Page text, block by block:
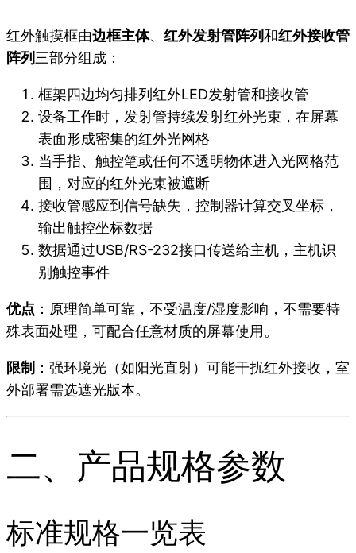
红外触摸框由边框主体、 红外发射管阵列和红外接收管
阵列 三部分组成：
框架四边均匀排列红外LED发射管和接收管
设备工作时，发射管持续发射红外光束，在屏幕
表面形成密集的红外光网格
当手指、触控笔或任何不透明物体进入光网格范
围，对应的红外光束被遮断
接收管感应到信号缺失，控制器计算交叉坐标，
输出触控坐标数据
数据通过USB/RS-232接口传送给主机，主机识
别触控事件
优点 ：原理简单可靠，不受温度/湿度影响，不需要特
殊表面处理，可配合任意材质的屏幕使用。
限制 ：强环境光（如阳光直射）可能干扰红外接收，室
外部署需选遮光版本。
二、产品规格参数
标准规格一览表